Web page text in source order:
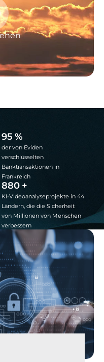
95 %
der von Eviden
verschlüsselten
Banktransaktionen in
Frankreich
880 +
KI-Videoanalyseprojekte in 44
Ländern, die die Sicherheit
von Millionen von Menschen
verbessern